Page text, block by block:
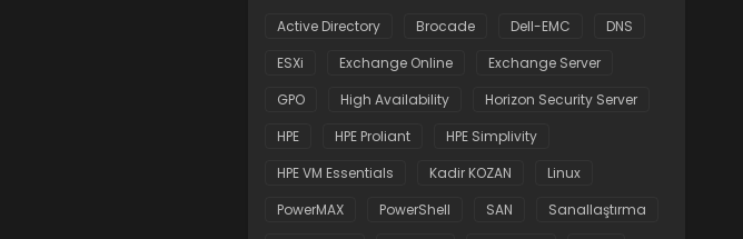
Active Directory Brocade Dell-EMC
DNS
ESXi
Exchange Online
Exchange Server
GPO
High Availability
Horizon Security Server
HPE
HPE Proliant
HPE Simplivity
HPE VM Essentials
Kadir KOZAN
Linux
PowerMAX
PowerShell SAN
Sanallaştırma